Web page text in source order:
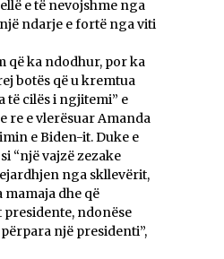
e të nevojshme nga
ndarje e fortë nga viti
që ka ndodhur, por ka
botës që u kremtua
të cilës i ngjitemi” e
re e vlerësuar Amanda
e Biden-it. Duke e
“një vajzë zezake
nga skllevërit,
dhe që
ndonëse
një presidenti”,